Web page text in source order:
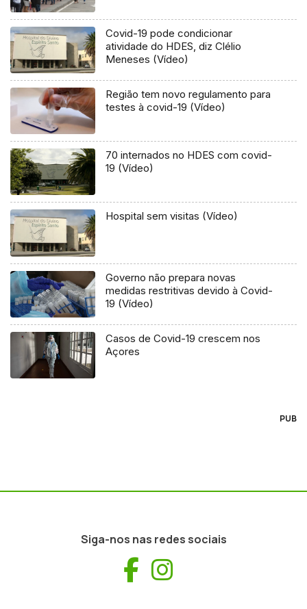
Covid-19 pode condicionar
atividade do HDES, diz Clélio
Meneses (Vídeo)
Região tem novo regulamento para
testes à covid-19 (Vídeo)
70 internados no HDES com covid-
19 (Vídeo)
Hospital sem visitas (Vídeo)
Governo não prepara novas
medidas restritivas devido à Covid-
19 (Vídeo)
Casos de Covid-19 crescem nos
Açores
PUB
Siga-nos nas redes sociais
Facebook